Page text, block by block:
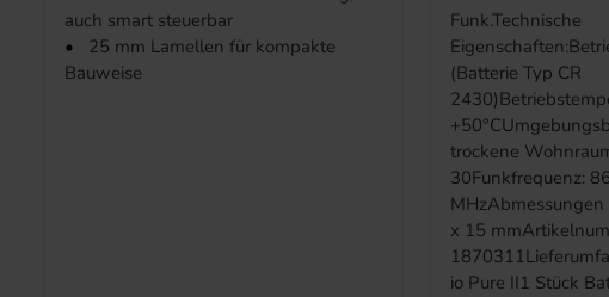
auch smart steuerbar
•
25 mm Lamellen für kompakte
Bauweise
Funk.Technische
(Batterie Typ CR
trockene
30Funkfrequenz:
x 15
io Pure II1 Stück